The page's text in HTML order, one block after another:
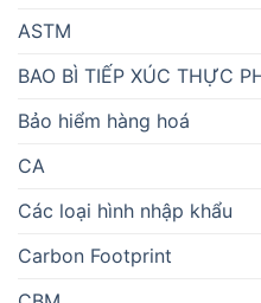
ASTM
BAO BÌ TIẾP XÚC THỰC
Bảo hiểm hàng hoá
CA
Các loại hình nhập khẩu
Carbon Footprint